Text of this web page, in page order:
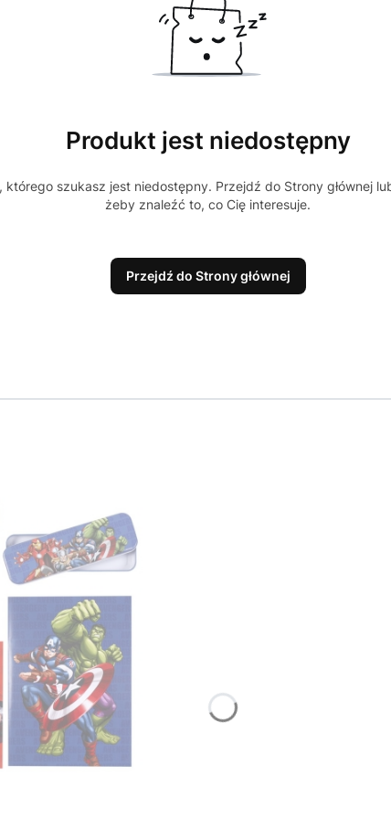
Produkt jest niedostępny
szukasz jest niedostępny. Przejdź do Strony głównej
żeby znaleźć to, co Cię interesuje.
Przejdź do Strony głównej